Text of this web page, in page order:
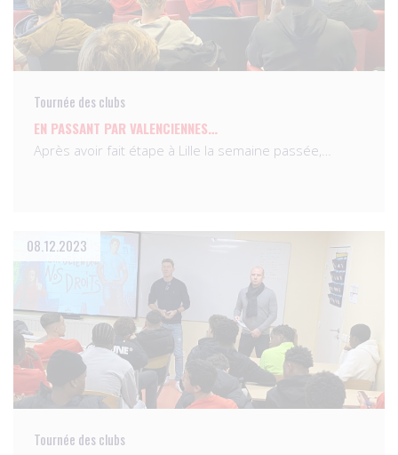
Tournée des clubs
EN PASSANT PAR VALENCIENNES…
Après avoir fait étape à Lille la semaine passée,…
08.12.2023
Tournée des clubs